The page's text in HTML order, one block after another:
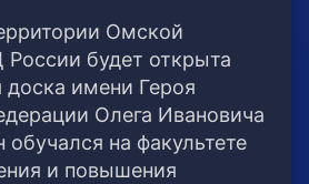
Омской
будет открыта
имени Героя
Олега Ивановича
на факультете
и повышения